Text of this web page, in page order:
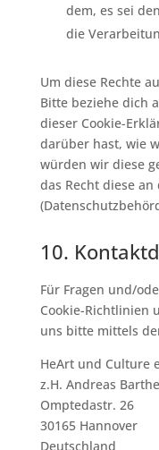
dem, es sei
die
Um diese Rechte
Bitte beziehe dich
dieser Cookie-
darüber hast, wie
würden wir diese
das Recht diese
10.
Für Fragen und/
Cookie-Richtlinien
uns bitte mittels
HeArt und Culture
z.H. Andreas
Omptedastr. 26
30165 Hannover
Deutschland